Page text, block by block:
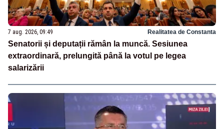
7 aug. 2026, 09:49 Realitatea de Constanta
Senatorii și deputații rămân la muncă. Sesiunea
extraordinară, prelungită până la votul pe legea
salarizării